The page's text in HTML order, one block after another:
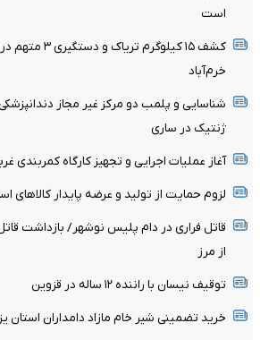
است
کشف ۱۵ کیلوگرم
خرم‌آباد
شناسایی و پلمب دو مرکز غیر مجاز
ژنتیک در ساری
آغاز عملیات اجرایی و تجهیز کارگاه کمربندی
لزوم حمایت از تولید و عرضه پایدار کالاهای
قاتل فراری در دام پلیس نوشهر/ بازداشت
از مرز
توقیف نیسان با راننده ۱۲ ساله در قزوین
خرید تضمینی شیر خام مازاد دامداران استان